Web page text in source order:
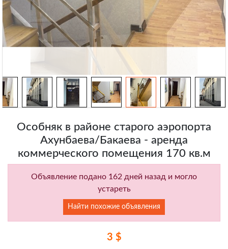
Особняк в районе старого аэропорта
Ахунбаева/Бакаева - аренда
коммерческого помещения 170 кв.м
Объявление подано 162 дней назад и могло
устареть
Найти похожие объявления
3 $